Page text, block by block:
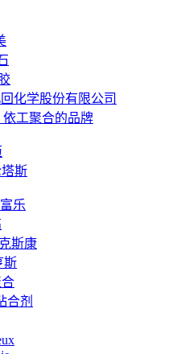
化学股份有限公司
依工聚合的品牌
塔斯
乐
斯康
斯
合剂